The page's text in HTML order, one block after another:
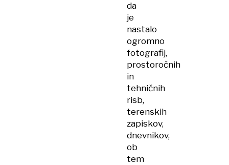
da
je
nastalo
ogromno
fotografij,
prostoročnih
in
tehničnih
risb,
terenskih
zapiskov,
dnevnikov,
ob
tem